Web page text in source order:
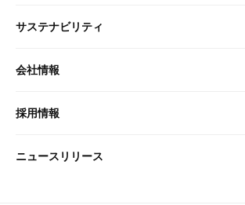
大和総研の強み
先端テクノロジーに基づく新たな価値の創出
政策分析
書籍
セミナー トップ
現在受付中のセミナー・イベント
サステナビリティ
サステナビリティの取り組み
次世代社会への貢献
会社情報
会社情報 トップ
会社概要・役員一覧
採用情報
採用情報 トップ
ニュースリリース